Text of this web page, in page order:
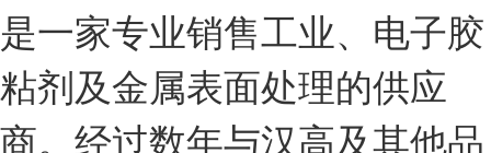
是一家专业销售工业、电子胶
粘剂及金属表面处理的供应
商。经过数年与汉高及其他品